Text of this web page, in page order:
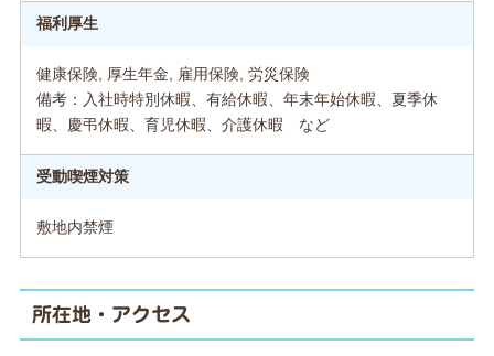
福利厚生
健康保険, 厚生年金, 雇用保険, 労災保険
備考：入社時特別休暇、有給休暇、年末年始休暇、夏季休
暇、慶弔休暇、育児休暇、介護休暇 など
受動喫煙対策
敷地内禁煙
所在地・アクセス